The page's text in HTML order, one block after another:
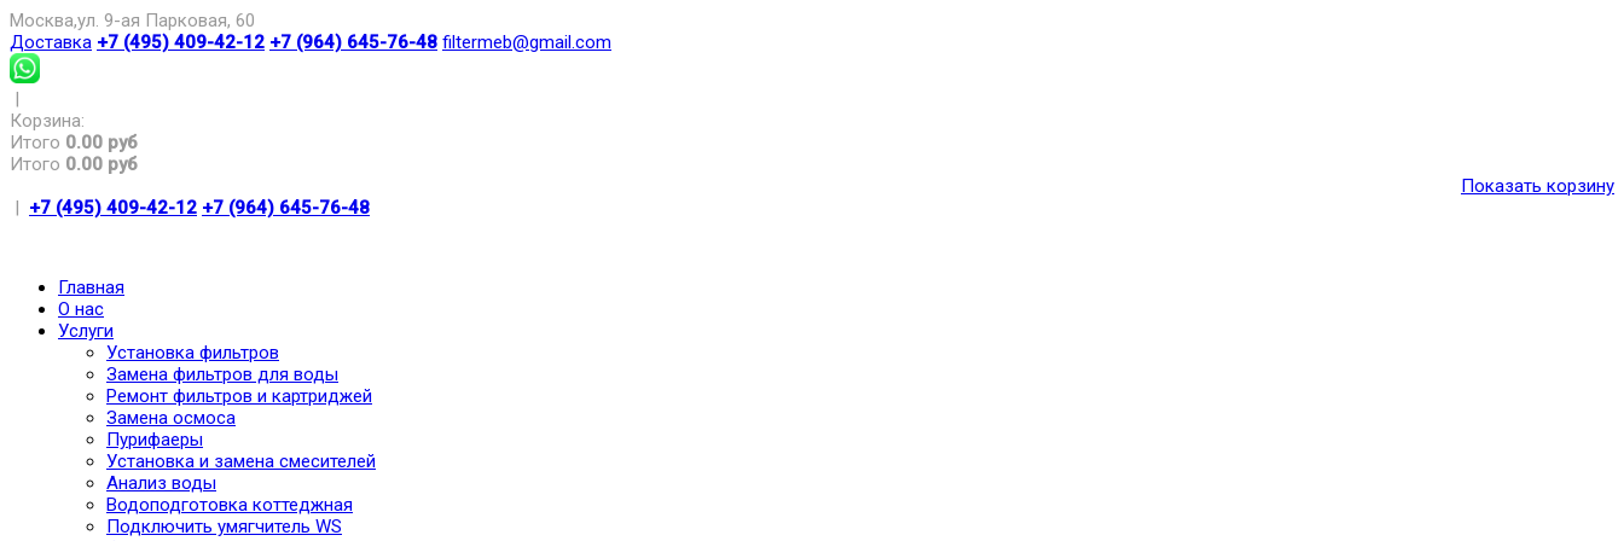
Москва,ул. 9-ая Парковая, 60
Доставка +7 (495) 409-42-12 +7 (964) 645-76-48 filtermeb@gmail.com
|
Корзина:
Итого 0.00 руб
Итого 0.00 руб
Показать корзину
| +7 (495) 409-42-12 +7 (964) 645-76-48
Главная
О нас
Услуги
Установка фильтров
Замена фильтров для воды
Ремонт фильтров и картриджей
Замена осмоса
Пурифаеры
Установка и замена смесителей
Анализ воды
Водоподготовка коттеджная
Подключить умягчитель WS